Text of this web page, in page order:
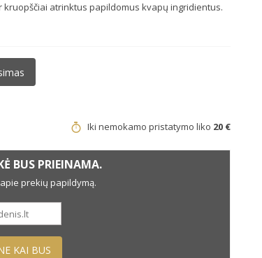
atrinktus papildomus kvapų ingridientus.
Iki nemokamo pristatymo liko 20 €
BUS PRIEINAMA.
prekių papildymą.
KAI BUS